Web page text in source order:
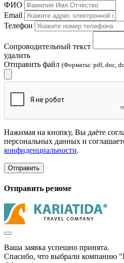
ФИО
Email
Телефон
Сопроводительный текст
удалить
Отправить файл (Форматы: pdf, doc,
Нажимая на кнопку, Вы даёте
персональных данных и
конфиденциальности.
Отправить
Отправить резюме
Ваша заявка успешно принята.
Спасибо, что выбрали компанию